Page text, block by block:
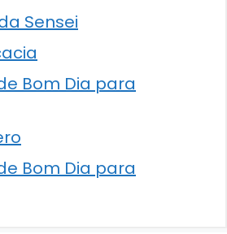
Sensei
Bom Dia para
Bom Dia para